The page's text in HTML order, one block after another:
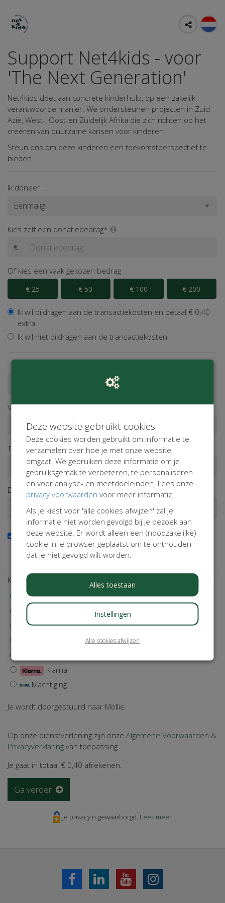
Support Net4kids - voor
'The Next Generation'
Net4kids doet aan concrete kinderhulp, op een zakelijk
verantwoorde manier. We ondersteunen projecten in Zuid
Azië, West-, Oost-en Zuidelijk Afrika die zich richten op het
creëren van duurzame kansen voor kinderen.
Steun ons om deze kinderen een toekomstperspectief te
bieden.
Ik doneer ...
Kies zelf een donatiebedrag*
€
Of kies een vaak gekozen bedrag
€ 25 € 50 € 100 € 200
Ik wil bijdragen aan de transactiekosten en betaal € 0,40
extra
Ik wil niet bijdragen aan de transactiekosten
Doneren als bedrijf
Voornaam*
Tussenv. Achternaam*
E-mailadres*
Ja, ik wil de nieuwsbrief ontvangen
Wil je op de hoogte blijven van onze activiteiten? Schrijf je
dan in!
Kies een betaalmethode
iDEAL | Wero
MasterCard
Klarna
Machtiging
Je wordt doorgestuurd naar Mollie.
Op onze dienstverlening zijn onze Algemene Voorwaarden &
Privacyverklaring van toepassing.
Je gaat in totaal € 0,40 afrekenen.
Ga verder
Je privacy is gewaarborgd. Lees meer
Deze website gebruikt cookies
Deze cookies worden gebruikt om informatie te
verzamelen over hoe je met onze website
omgaat. We gebruiken deze informatie om je
gebruiksgemak te verbeteren, te personaliseren
en voor analyse- en meetdoeleinden. Lees onze
privacy voorwaarden voor meer informatie.
Als je kiest voor 'alle cookies afwijzen' zal je
informatie niet worden gevolgd bij je bezoek aan
deze website. Er wordt alleen een (noodzakelijke)
cookie in je browser geplaatst om te onthouden
dat je niet gevolgd wilt worden.
Alles toestaan
Instellingen
Alle cookies afwijzen